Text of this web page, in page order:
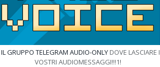
IL GRUPPO TELEGRAM AUDIO-ONLYDOVE LASCIARE I
VOSTRI AUDIOMESSAGGI!!!1!